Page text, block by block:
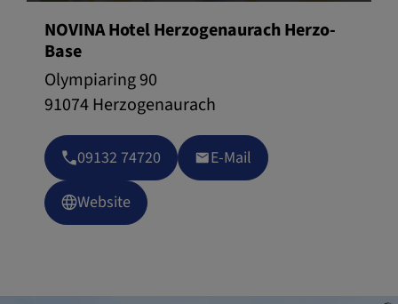
NOVINA Hotel Herzogenaurach Herzo-
Base
Olympiaring 90
91074 Herzogenaurach
09132 74720 E-Mail
Website